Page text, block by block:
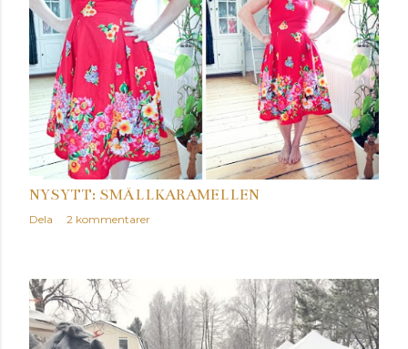
NYSYTT: SMÄLLKARAMELLEN
Dela 2 kommentarer